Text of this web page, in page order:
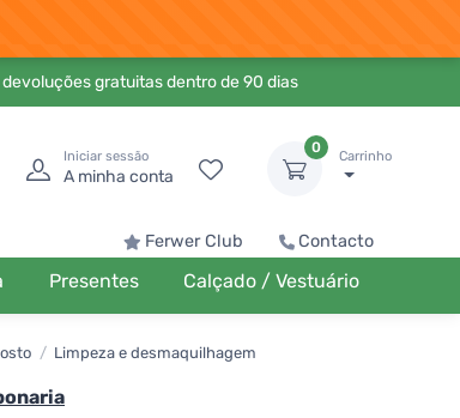
gratuitas dentro de 90 dias
Iniciar sessão
A minha conta
0
Carrinho
Ferwer Club Contacto
Presentes Calçado / Vestuário
/ Limpeza e desmaquilhagem